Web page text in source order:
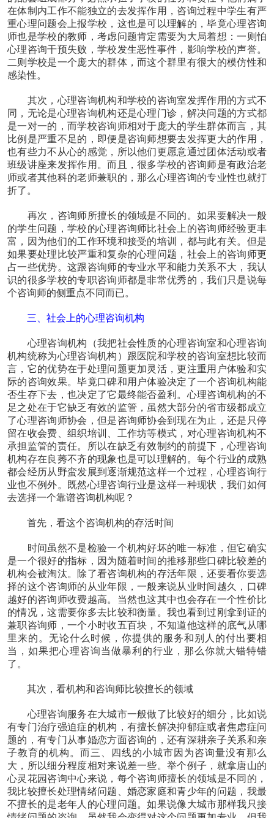
在体制内工作不能独立的去发挥作用，咨询过程中学生有严
重心理问题会上报学校，这也是可以理解的，毕竟心理咨询
师也是学校的教师，考虑问题肯定需要为大局着想：一则怕
心理咨询干预失败，学校发生恶性事件，影响学校的声誉。
二则学校是一个庞大的群体，而这个群里有很大的模仿性和
感染性。
其次，心理咨询机构和学校的咨询室发挥作用的方式不
同，无论是心理咨询机构还是心理门诊，解决问题的方式都
是一对一的，而学校咨询师相对于庞大的学生群体而言，其
比例是严重不足的，即便是咨询师想要去发挥更大的作用，
也有些力不从心的感觉，所以他们更愿意通过团体活动或者
班级讲座来发挥作用。而且，很多学校的咨询师是有政治老
师或者其他科的老师兼职的，那么心理咨询的专业性也就打
折了。
再次，咨询师所擅长的领域是不同的。如果要解决一般
的学生问题，学校的心理咨询师比社会上的咨询师经验更丰
富，因为他们的工作环境和接受的培训，都与此有关。但是
如果要处理比较严重和复杂的心理问题，社会上的咨询师更
占一些优势。这跟咨询师的专业水平和能力关系不大，我认
识的很多学校的专职咨询师都是非常优秀的，我们只是说每
个咨询师的侧重点不同而已。
三、社会上的心理咨询机构
心理咨询机构（我把社会性质的心理咨询室和心理咨询
机构统称为心理咨询机构）跟医院和学校的咨询室想比较而
言，它的优势在于处理问题更加灵活，更注重用户体验和实
际的咨询效果。毕竟口碑和用户体验决定了一个咨询机构能
否生存下去，也决定了它最终能否盈利。心理咨询机构的不
足之处在于它缺乏有效的监管，虽然大部分的省市级都成立
了心理咨询师协会，但是咨询师协会到现在为止，还是只停
留在收会费、组织培训、工作坊等模式，对心理咨询机构不
承担监管的责任。所以在缺乏有效制约的前提下，心理咨询
机构存在良莠不齐的现象也是可以理解的。每个行业的成熟
都会经历从野蛮发展到逐渐规范这样一个过程，心理咨询行
业也不例外。既然心理咨询行业是这样一种现状，我们如何
去选择一个靠谱咨询机构呢？
首先，看这个咨询机构的存活时间
时间虽然不是检验一个机构好坏的唯一标准，但它确实
是一个很好的指标，因为随着时间的推移那些口碑比较差的
机构会被淘汰。除了看咨询机构的存活年限，还要看你要选
择的这个咨询师的从业年限，一般来说从业时间越久，口碑
越好的咨询师收费越高。当然也这其中也会存在一个性价比
的情况，这需要你多去比较和衡量。我也看到过刚拿到证的
兼职咨询师，一个小时收五百块，不知道他这样的底气从哪
里来的。无论什么时候，你提供的服务和别人的付出要相
当，如果把心理咨询当做暴利的行业，那么你就大错特错
了。
其次，看机构和咨询师比较擅长的领域
心理咨询服务在大城市一般做了比较好的细分，比如说
有专门治疗强迫症的机构，有擅长解决抑郁症或者焦虑症问
题的，有专门从事婚恋方面咨询的，还有深耕亲子关系和亲
子教育的机构。而三、四线的小城市因为咨询量没有那么
大，所以细分程度相对来说差一些。举个例子，就拿唐山的
心灵花园咨询中心来说，每个咨询师擅长的领域是不同的，
我比较擅长处理情绪问题、婚恋家庭和青少年的问题，我最
不擅长的是老年人的心理问题。如果说像大城市那样我只接